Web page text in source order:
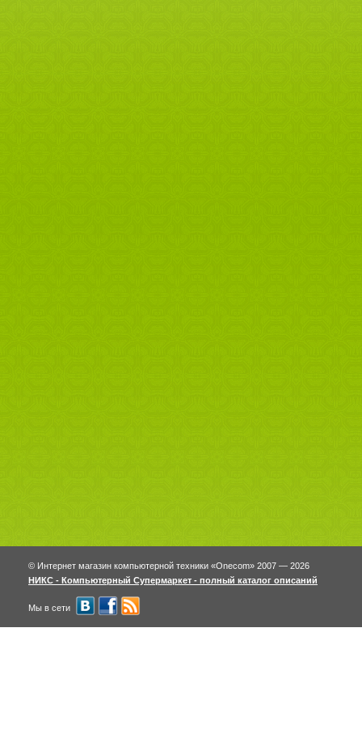
© Интернет магазин компьютерной техники «Onecom» 2007 — 2026
НИКС - Компьютерный Cупермаркет - полный каталог описаний
Мы в сети